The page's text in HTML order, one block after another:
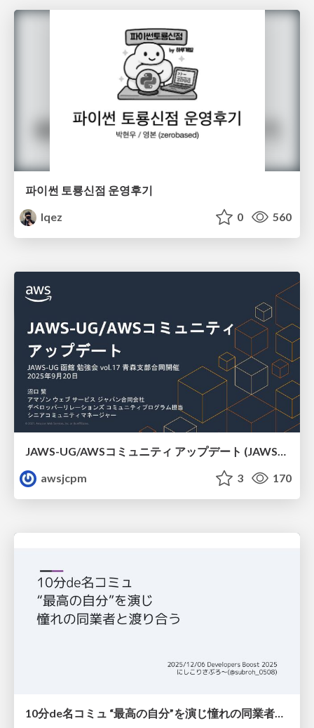
파이썬 토룡신점 운영후기
lqez
0 560
JAWS-UG/AWSコミュニティ アップデート (JAWS-UG函館支部)
awsjcpm
3 170